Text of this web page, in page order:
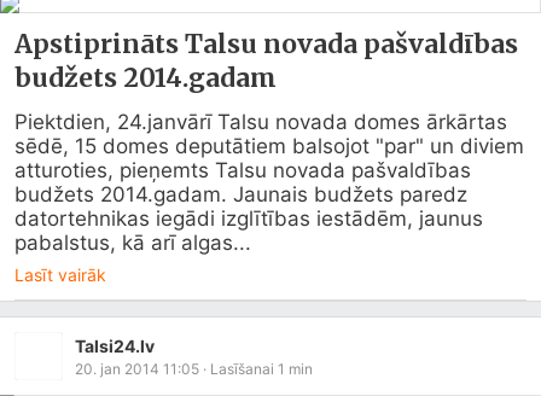
Apstiprināts Talsu novada pašvaldības
budžets 2014.gadam
Piektdien, 24.janvārī Talsu novada domes ārkārtas
sēdē, 15 domes deputātiem balsojot "par" un diviem
atturoties, pieņemts Talsu novada pašvaldības
budžets 2014.gadam. Jaunais budžets paredz
datortehnikas iegādi izglītības iestādēm, jaunus
pabalstus, kā arī algas...
Lasīt vairāk
Talsi24.lv
20. jan 2014 11:05 · Lasīšanai 1 min